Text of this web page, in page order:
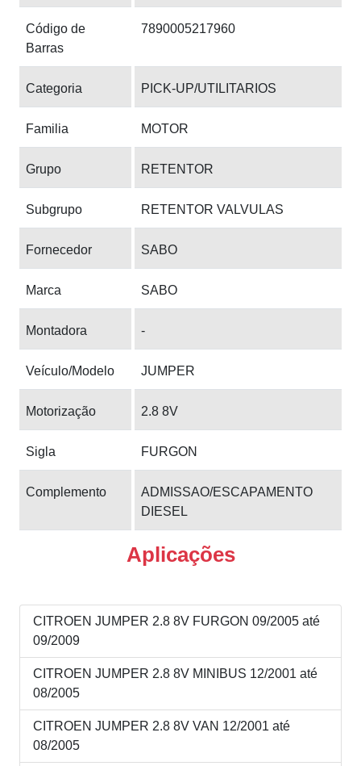
Código de
Barras
7890005217960
Categoria PICK-UP/UTILITARIOS
Familia MOTOR
Grupo RETENTOR
Subgrupo RETENTOR VALVULAS
Fornecedor SABO
Marca SABO
Montadora -
Veículo/Modelo JUMPER
Motorização 2.8 8V
Sigla FURGON
Complemento
ADMISSAO/ESCAPAMENTO
DIESEL
Aplicações
CITROEN JUMPER 2.8 8V FURGON 09/2005 até
09/2009
CITROEN JUMPER 2.8 8V MINIBUS 12/2001 até
08/2005
CITROEN JUMPER 2.8 8V VAN 12/2001 até
08/2005